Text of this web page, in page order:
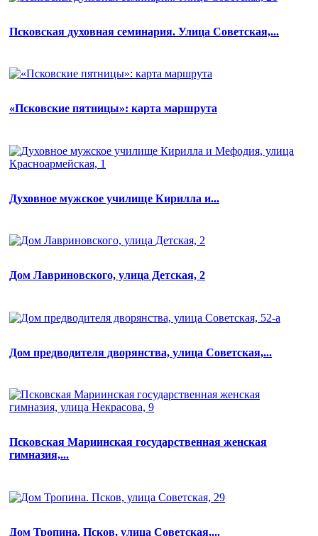
Псковская духовная семинария. Улица Советская,...
«Псковские пятницы»: карта маршрута
Духовное мужское училище Кирилла и...
Дом Лавриновского, улица Детская, 2
Дом предводителя дворянства, улица Советская,...
Псковская Мариинская государственная женская
гимназия,...
Дом Тропина. Псков, улица Советская,...